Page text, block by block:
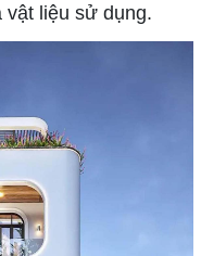
vật liệu sử dụng.